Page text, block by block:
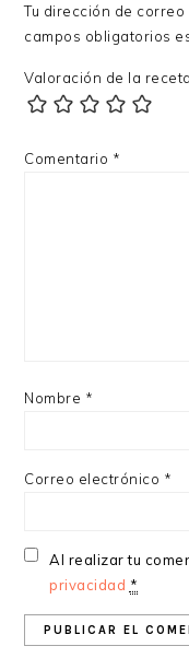
LECTORES
Tu dirección de
campos obligatorios
Valoración de la receta
Comentario *
Nombre *
Correo electrónico *
Al realizar tu
privacidad *